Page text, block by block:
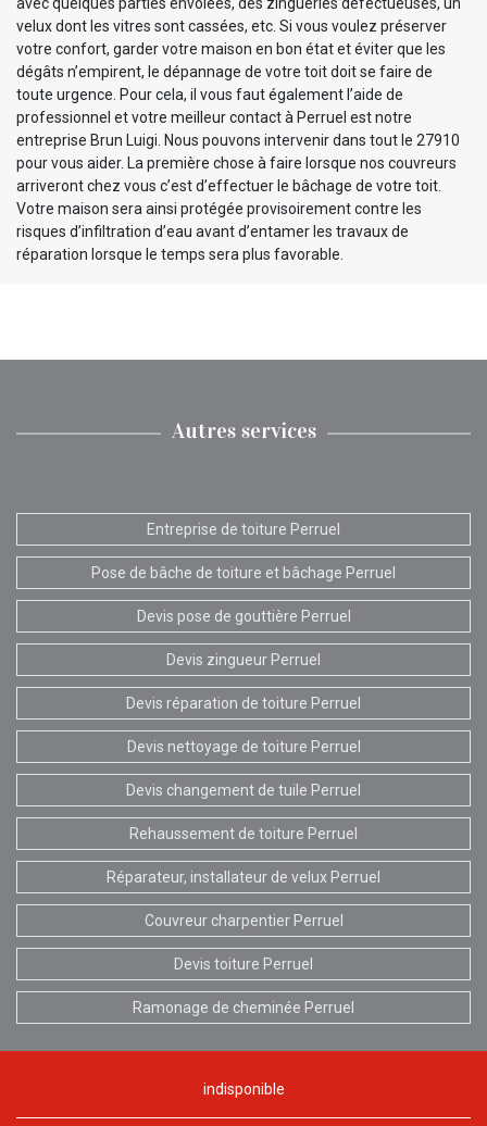
velux dont les vitres sont cassées, etc. Si vous voulez préserver
votre confort, garder votre maison en bon état et éviter que les
dégâts n’empirent, le dépannage de votre toit doit se faire de
toute urgence. Pour cela, il vous faut également l’aide de
professionnel et votre meilleur contact à Perruel est notre
entreprise Brun Luigi. Nous pouvons intervenir dans tout le 27910
pour vous aider. La première chose à faire lorsque nos couvreurs
arriveront chez vous c’est d’effectuer le bâchage de votre toit.
Votre maison sera ainsi protégée provisoirement contre les
risques d’infiltration d’eau avant d’entamer les travaux de
réparation lorsque le temps sera plus favorable.
Autres services
Entreprise de toiture Perruel
Pose de bâche de toiture et bâchage Perruel
Devis pose de gouttière Perruel
Devis zingueur Perruel
Devis réparation de toiture Perruel
Devis nettoyage de toiture Perruel
Devis changement de tuile Perruel
Rehaussement de toiture Perruel
Réparateur, installateur de velux Perruel
Couvreur charpentier Perruel
Devis toiture Perruel
Ramonage de cheminée Perruel
indisponible